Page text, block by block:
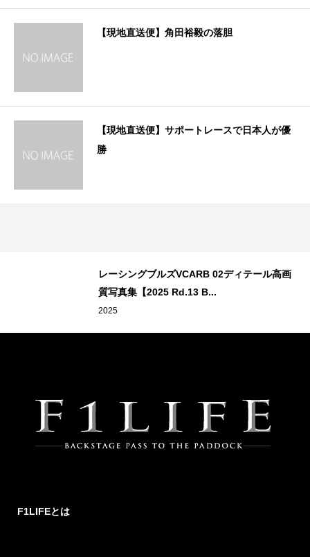
【現地直送便】角田裕毅の落胆
【現地直送便】サポートレースで日本人が優
勝
レーシングブルズVCARB 02ディテール高画
質写真集【2025 Rd.13 B...
2025
F1LIFEとは